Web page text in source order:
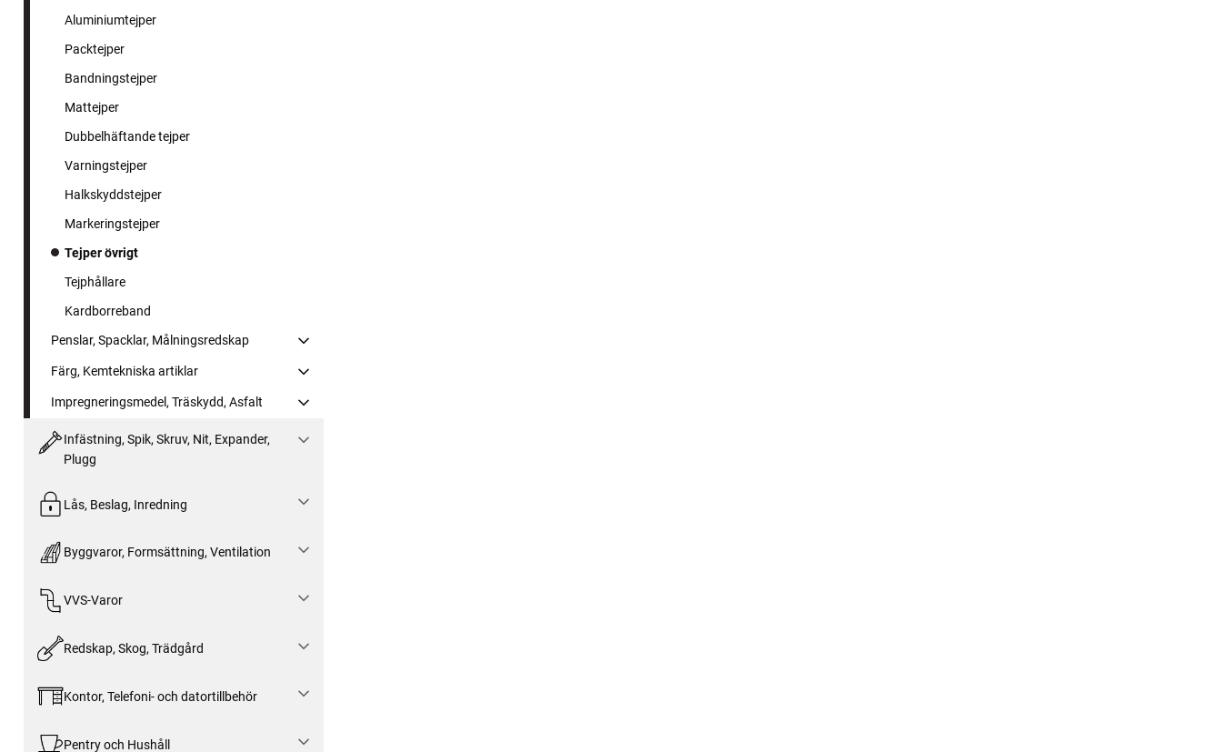
Aluminiumtejper
Packtejper
Bandningstejper
Mattejper
Dubbelhäftande tejper
Varningstejper
Halkskyddstejper
Markeringstejper
Tejper övrigt
Tejphållare
Kardborreband
Penslar, Spacklar, Målningsredskap
Färg, Kemtekniska artiklar
Impregneringsmedel, Träskydd, Asfalt
Infästning, Spik, Skruv, Nit, Expander,
Plugg
Lås, Beslag, Inredning
Byggvaror, Formsättning, Ventilation
VVS-Varor
Redskap, Skog, Trädgård
Kontor, Telefoni- och datortillbehör
Pentry och Hushåll